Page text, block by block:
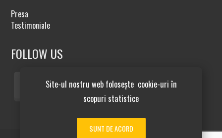
Site-ul nostru web folosește cookie-uri în
scopuri statistice
SUNT DE ACORD
Presa
Testimoniale
FOLLOW US